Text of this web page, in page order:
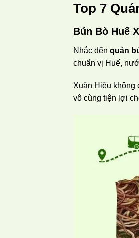
Top 7
Bún Bò Huế
Nhắc đến quán
chuẩn vị Huế,
Xuân Hiệu không
vô cùng tiện lợi